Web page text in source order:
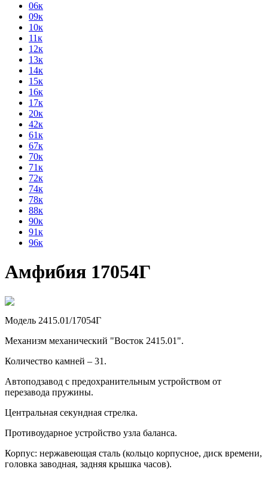
06к
09к
10к
11к
12к
13к
14к
15к
16к
17к
20к
42к
61к
67к
70к
71к
72к
74к
78к
88к
90к
91к
96к
Амфибия 17054Г
Модель 2415.01/17054Г
Механизм механический "Восток 2415.01".
Количество камней – 31.
Автоподзавод с предохранительным устройством от
перезавода пружины.
Центральная секундная стрелка.
Противоударное устройство узла баланса.
Корпус: нержавеющая сталь (кольцо корпусное, диск времени,
головка заводная, задняя крышка часов).